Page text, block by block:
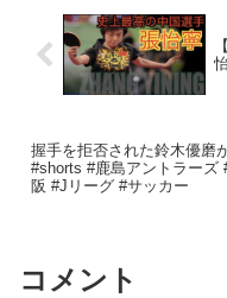
握手を拒否された鈴木優磨
#shorts #鹿島アントラーズ
阪 #Jリーグ #サッカー
コメント